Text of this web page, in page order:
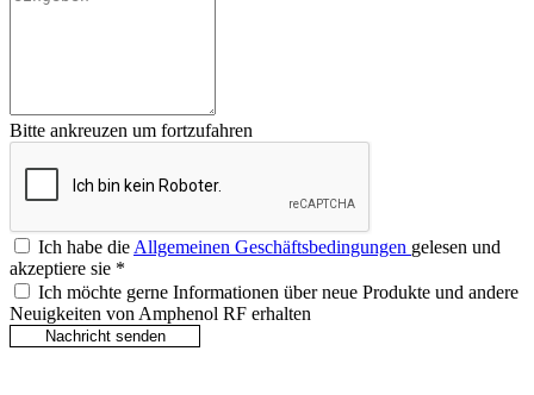
Bitte ankreuzen um fortzufahren
Ich habe die Allgemeinen Geschäftsbedingungen gelesen und
akzeptiere sie *
Ich möchte gerne Informationen über neue Produkte und andere
Neuigkeiten von Amphenol RF erhalten